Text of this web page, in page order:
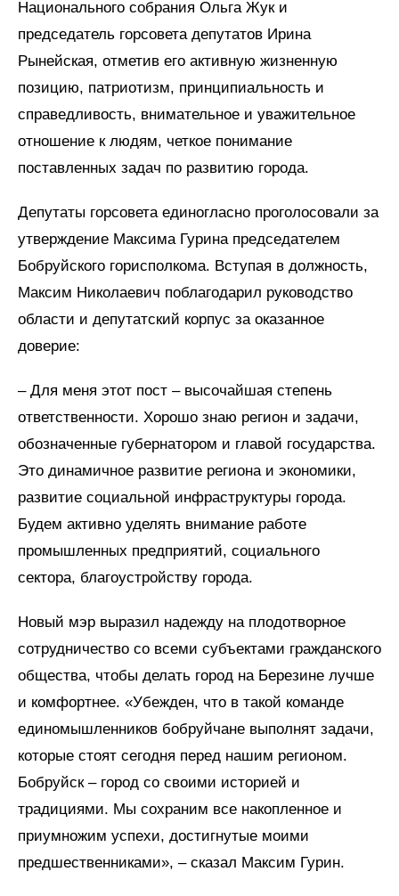
Национального собрания Ольга Жук и
председатель горсовета депутатов Ирина
Рынейская, отметив его активную жизненную
позицию, патриотизм, принципиальность и
справедливость, внимательное и уважительное
отношение к людям, четкое понимание
поставленных задач по развитию города.
Депутаты горсовета единогласно проголосовали за
утверждение Максима Гурина председателем
Бобруйского горисполкома. Вступая в должность,
Максим Николаевич поблагодарил руководство
области и депутатский корпус за оказанное
доверие:
– Для меня этот пост – высочайшая степень
ответственности. Хорошо знаю регион и задачи,
обозначенные губернатором и главой государства.
Это динамичное развитие региона и экономики,
развитие социальной инфраструктуры города.
Будем активно уделять внимание работе
промышленных предприятий, социального
сектора, благоустройству города.
Новый мэр выразил надежду на плодотворное
сотрудничество со всеми субъектами гражданского
общества, чтобы делать город на Березине лучше
и комфортнее. «Убежден, что в такой команде
единомышленников бобруйчане выполнят задачи,
которые стоят сегодня перед нашим регионом.
Бобруйск – город со своими историей и
традициями. Мы сохраним все накопленное и
приумножим успехи, достигнутые моими
предшественниками», – сказал Максим Гурин.